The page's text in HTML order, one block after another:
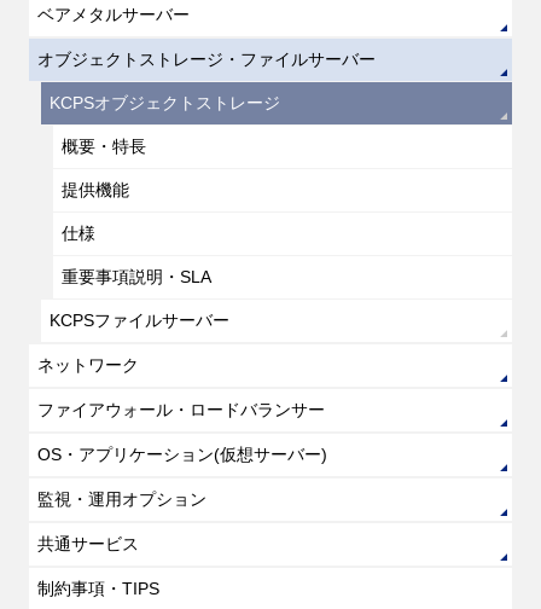
ベアメタルサーバー
オブジェクトストレージ・ファイルサーバー
KCPSオブジェクトストレージ
概要・特長
提供機能
仕様
重要事項説明・SLA
KCPSファイルサーバー
ネットワーク
ファイアウォール・ロードバランサー
OS・アプリケーション(仮想サーバー)
監視・運用オプション
共通サービス
制約事項・TIPS